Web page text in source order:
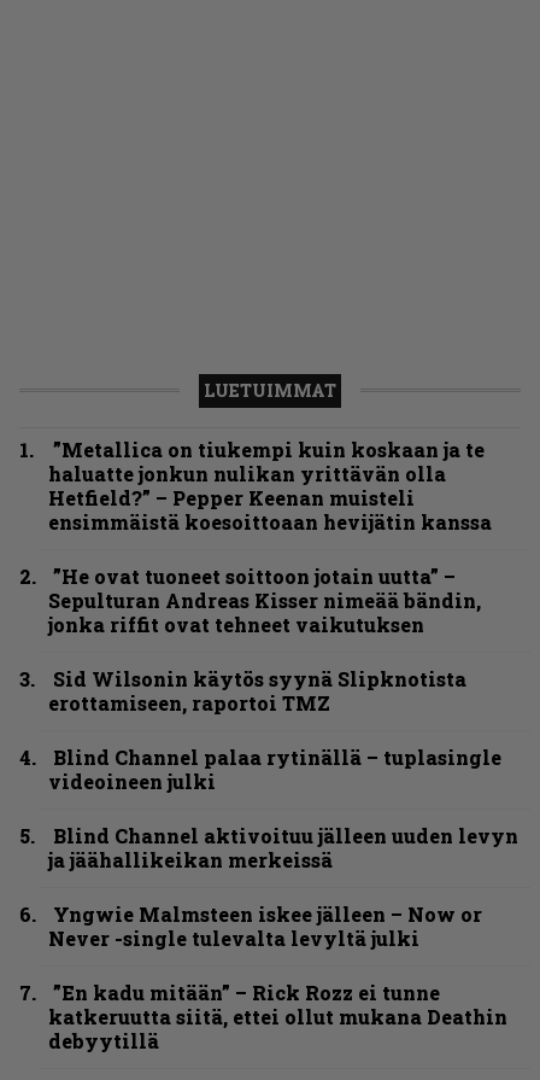
LUETUIMMAT
”Metallica on tiukempi kuin koskaan ja te
haluatte jonkun nulikan yrittävän olla
Hetfield?” – Pepper Keenan muisteli
ensimmäistä koesoittoaan hevijätin kanssa
”He ovat tuoneet soittoon jotain uutta” –
Sepulturan Andreas Kisser nimeää bändin,
jonka riffit ovat tehneet vaikutuksen
Sid Wilsonin käytös syynä Slipknotista
erottamiseen, raportoi TMZ
Blind Channel palaa rytinällä – tuplasingle
videoineen julki
Blind Channel aktivoituu jälleen uuden levyn
ja jäähallikeikan merkeissä
Yngwie Malmsteen iskee jälleen – Now or
Never -single tulevalta levyltä julki
”En kadu mitään” – Rick Rozz ei tunne
katkeruutta siitä, ettei ollut mukana Deathin
debyytillä